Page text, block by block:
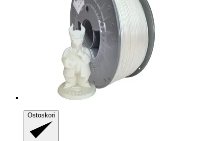
Ostoskori